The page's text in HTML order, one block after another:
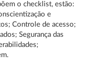
o checklist, estão:
e
Controle de acesso;
Segurança das